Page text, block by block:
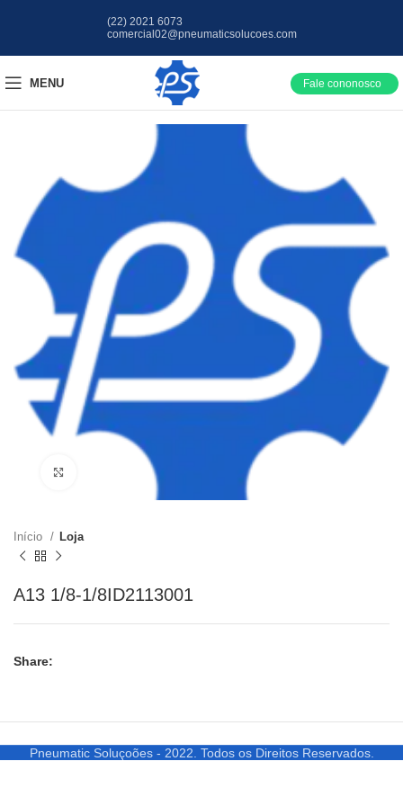
(22) 2021 6073
comercial02@pneumaticsolucoes.com
MENU Fale cononosco
Clique para ampliar
Início Loja
A13 1/8-1/8ID2113001
Share:
Pneumatic Soluçoões - 2022. Todos os Direitos Reservados.